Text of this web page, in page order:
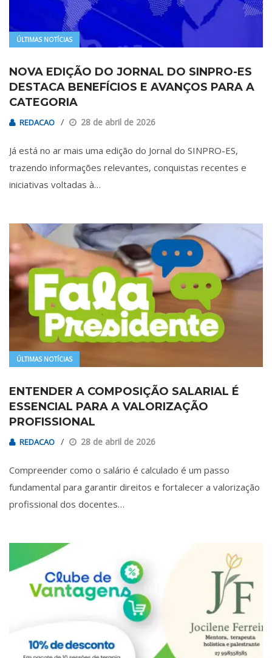
ÚLTIMAS NOTÍCIAS
NOVA EDIÇÃO DO JORNAL DO SINPRO-ES
DESTACA BENEFÍCIOS E AVANÇOS PARA A
CATEGORIA
REDACAO 28 de abril de 2026
Já está no ar mais uma edição do Jornal do SINPRO-ES,
trazendo informações relevantes, conquistas recentes e
iniciativas voltadas à…
ÚLTIMAS NOTÍCIAS
ENTENDER A COMPOSIÇÃO SALARIAL É
ESSENCIAL PARA A VALORIZAÇÃO
PROFISSIONAL
REDACAO 28 de abril de 2026
Compreender como o salário é calculado é um passo
fundamental para garantir direitos e fortalecer a valorização
profissional dos docentes…